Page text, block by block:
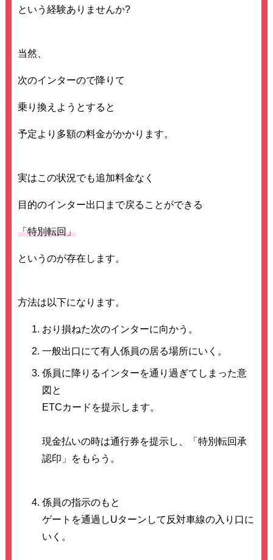
という経験ありませんか?
当然、
次のインターので降りて
乗り換えようとすると
予定より多額の料金がかかります。
実はこの状況でも追加料金なく
目的のインター出口まで戻ることができる
「特別転回」
というのが存在します。
方法は以下になります。
おり損ねた次のインターに向かう。
一般出口にて有人係員の居る場所にいく。
係員に降りるインターを通り過ぎてしまった意
図と
ETCカードを提示します。
現金払いの時は通行券を提示し、「特別転回承
認印」をもらう。
係員の指示のもと
ゲートを通過しUターンして反対車線の入り口に
いく。